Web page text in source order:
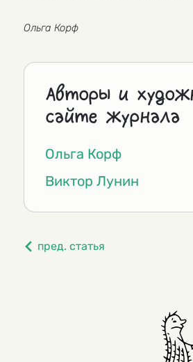
Ольга Корф
Авторы и
сайте журнала
Ольга Корф
Виктор Лунин
пред. статья